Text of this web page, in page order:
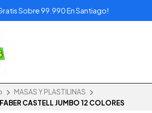
Sobre 99.990 En Santiago!
MASAS Y PLASTILINAS
CASTELL JUMBO 12 COLORES